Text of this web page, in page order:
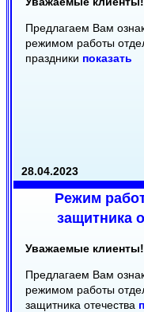
Предлагаем Вам
режимом работы
праздники показать
28.04.2023
Режим
защитника
Уважаемые клиенты!
Предлагаем Вам
режимом работы
защитника отечества